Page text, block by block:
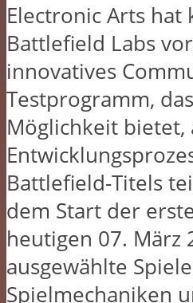
Electronic Arts hat
Battlefield Labs
innovatives
Testprogramm,
Möglichkeit bietet,
Battlefield-Titels
dem Start der
heutigen 07. März
ausgewählte
Spielmechaniken